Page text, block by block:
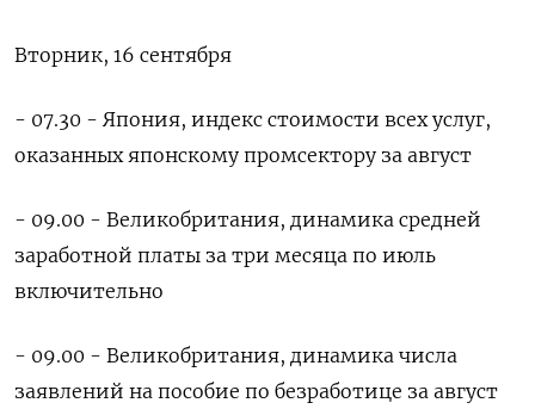
Вторник, 16 сентября
- 07.30 - Япония, индекс стоимости всех услуг,
оказанных японскому промсектору за август
- 09.00 - Великобритания, динамика средней
заработной платы за три месяца по июль
включительно
- 09.00 - Великобритания, динамика числа
заявлений на пособие по безработице за август